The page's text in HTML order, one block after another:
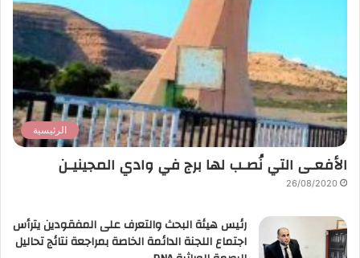
الرئيسية
الأفعـى التي نُصـب لها برج في وادي المجينيـن
26/08/2020
رئيس هيئة البحث والتعرف على المفقودين يترأس
اجتماع اللجنة الدائمة الخاصة بمراجعة نتائج تحاليل